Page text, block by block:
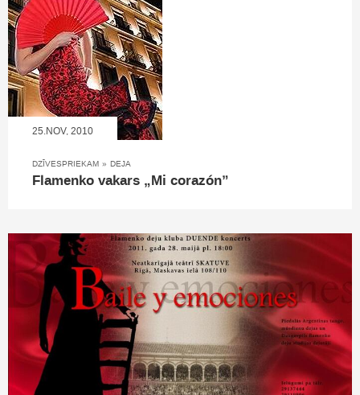
25.NOV, 2010
DZĪVESPRIEKAM » DEJA
Flamenko vakars „Mi corazón”